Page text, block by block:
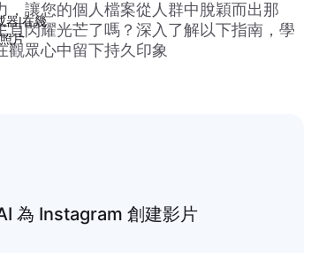
，讓您的個人檔案從人群中脫穎而出那
頁閃耀光芒了嗎？深入了解以下指南，學
觀眾心中留下持久印象
為 Instagram 創建影片
器|在幾
片